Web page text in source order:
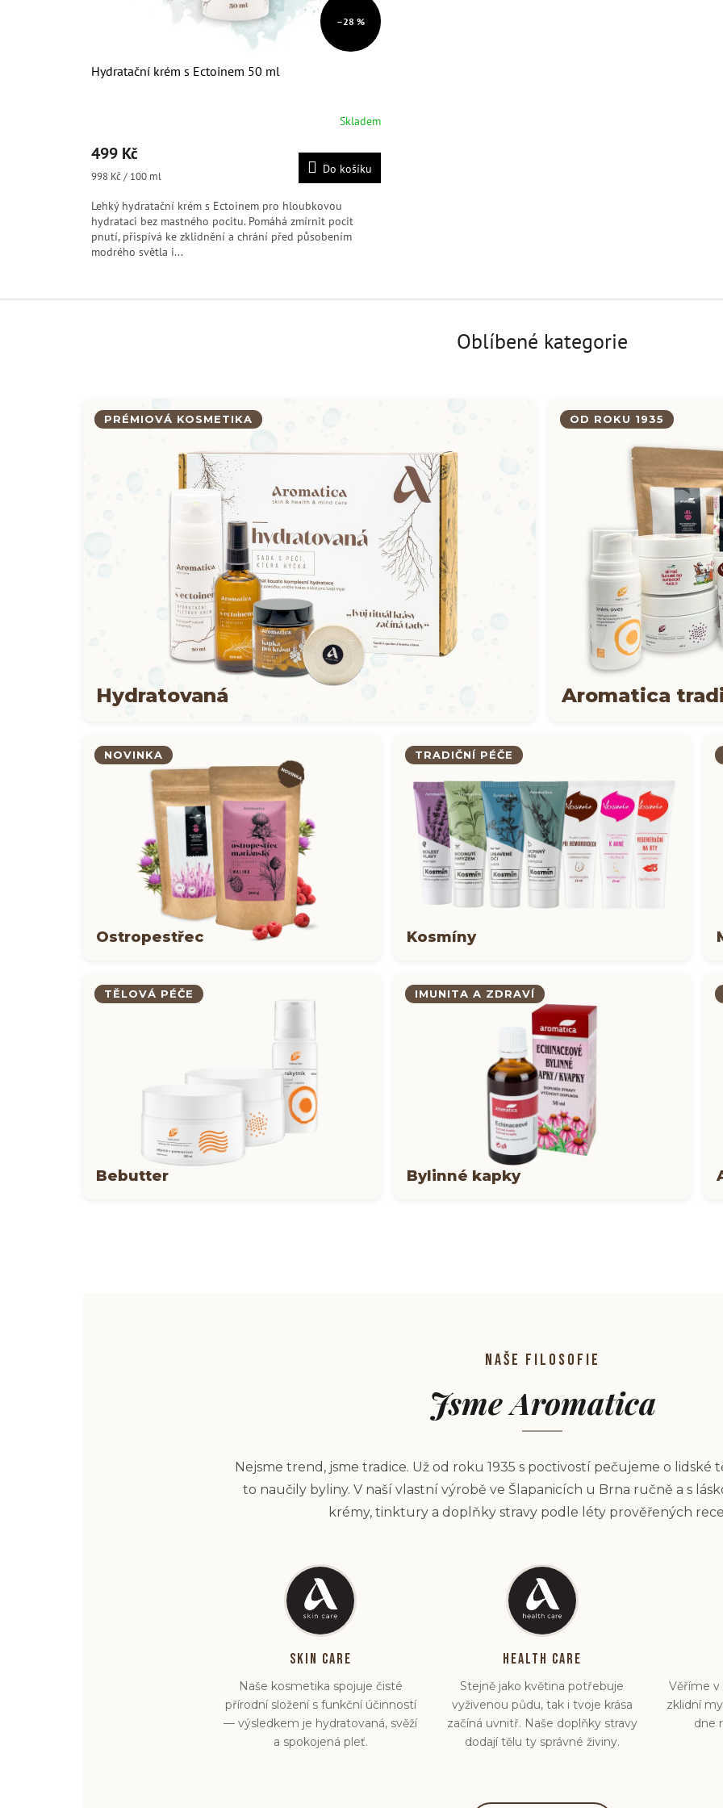
–28 %
Hydratační krém s Ectoinem 50 ml
produktu
je
5,0
z
5
hvězdiček.
Skladem
499 Kč
Měrná
998 Kč / 100 ml
Do košíku
Lehký hydratační krém s Ectoinem pro hloubkovou
hydrataci bez mastného pocitu. Pomáhá zmírnit pocit
pnutí, přispívá ke zklidnění a chrání před působením
modrého světla i...
Oblíbené kategorie
PRÉMIOVÁ KOSMETIKA
Hydratovaná
OD ROKU 1935
Aromatica
NOVINKA
Ostropestřec
TRADIČNÍ PÉČE
Kosmíny
TĚLOVÁ PÉČE
Bebutter
IMUNITA A ZDRAVÍ
Bylinné kapky
NAŠE FILOSOFIE
Jsme Aromatica
Nejsme trend, jsme tradice. Už od roku 1935 s poctivostí pečujeme o lidské
to naučily byliny. V naší vlastní výrobě ve Šlapanicích u Brna ručně a s
krémy, tinktury a doplňky stravy podle léty prověřených
Skin Care
Naše kosmetika spojuje čisté
přírodní složení s funkční účinností
— výsledkem je hydratovaná, svěží
a spokojená pleť.
Health Care
Stejně jako květina potřebuje
vyživenou půdu, tak i tvoje krása
začíná uvnitř. Naše doplňky stravy
dodají tělu ty správné živiny.
Věříme v
zklidní
dne